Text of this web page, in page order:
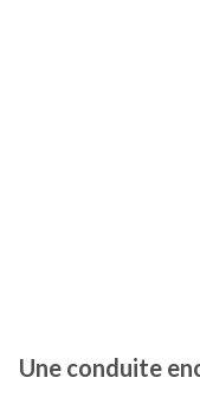
Une conduite